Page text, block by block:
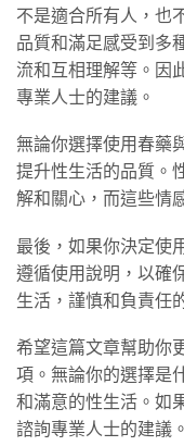
不是適合所有人，也
品質和滿足感受到多
流和互相理解等。因
專業人士的建議。
無論你選擇使用春藥
提升性生活的品質。
解和關心，而這些情
最後，如果你決定使
遵循使用說明，以確
生活，謹慎和負責任
希望這篇文章幫助你
項。無論你的選擇是
和滿意的性生活。如
諮詢專業人士的建議。